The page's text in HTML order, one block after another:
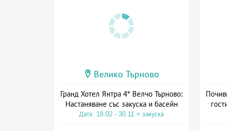
Велико Търново
Гранд Хотел Янтра 4* Велчо Търново:
Настаняване със закуска и басейн
Дата: 18.02 - 30.11 + закуска